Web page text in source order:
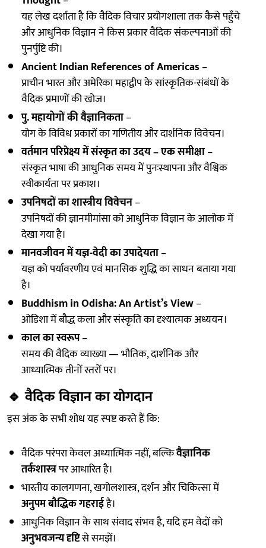
यह लेख दर्शाता है कि वैदिक विचार प्रयोगशाला तक कैसे पहुँचे
और आधुनिक विज्ञान ने किस प्रकार वैदिक संकल्पनाओं की
पुनर्पुष्टि की।
Ancient Indian References of Americas–
प्राचीन भारत और अमेरिका महाद्वीप के सांस्कृतिक-संबंधों के
वैदिक प्रमाणों की खोज।
पु. महायोगों की वैज्ञानिकता–
योग के विविध प्रकारों का गणितीय और दार्शनिक विवेचन।
वर्तमान परिप्रेक्ष्य में संस्कृत का उदय – एक समीक्षा–
संस्कृत भाषा की आधुनिक समय में पुनःस्थापना और वैश्विक
स्वीकार्यता पर प्रकाश।
उपनिषदों का शास्त्रीय विवेचन–
उपनिषदों की ज्ञानमीमांसा को आधुनिक विज्ञान के आलोक में
देखा गया है।
मानवजीवन में यज्ञ-वेदी का उपादेयता–
यज्ञ को पर्यावरणीय एवं मानसिक शुद्धि का साधन बताया गया
है।
Buddhism in Odisha: An Artist’s View–
ओडिशा में बौद्ध कला और संस्कृति का दृश्यात्मक अध्ययन।
काल का स्वरूप–
समय की वैदिक व्याख्या — भौतिक, दार्शनिक और
आध्यात्मिक तीनों स्तरों पर।
🔹वैदिक विज्ञान का योगदान
इस अंक के सभी शोध यह स्पष्ट करते हैं कि:
वैदिक परंपरा केवल अध्यात्मिक नहीं, बल्किवैज्ञानिक
तर्कशास्त्रपर आधारित है।
भारतीय कालगणना, खगोलशास्त्र, दर्शन और चिकित्सा में
अनुपम बौद्धिक गहराईहै।
आधुनिक विज्ञान के साथ संवाद संभव है, यदि हम वेदों को
अनुभवजन्य दृष्टिसे समझें।